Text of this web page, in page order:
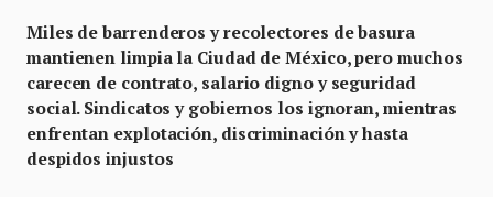
Miles de barrenderos y recolectores de basura
mantienen limpia la Ciudad de México, pero muchos
carecen de contrato, salario digno y seguridad
social. Sindicatos y gobiernos los ignoran, mientras
enfrentan explotación, discriminación y hasta
despidos injustos